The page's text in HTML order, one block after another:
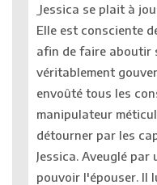
Jessica se plait à
Elle est consciente
afin de faire aboutir
véritablement
envoûté tous les
manipulateur
détourner par les
Jessica. Aveuglé
pouvoir l'épouser. Il